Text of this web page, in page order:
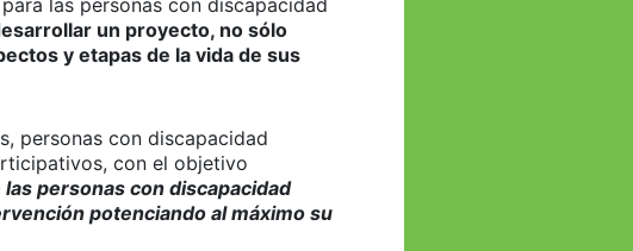
un proyecto, no sólo
y etapas de la vida de sus
personas con discapacidad
con el objetivo
personas con discapacidad
potenciando al máximo su